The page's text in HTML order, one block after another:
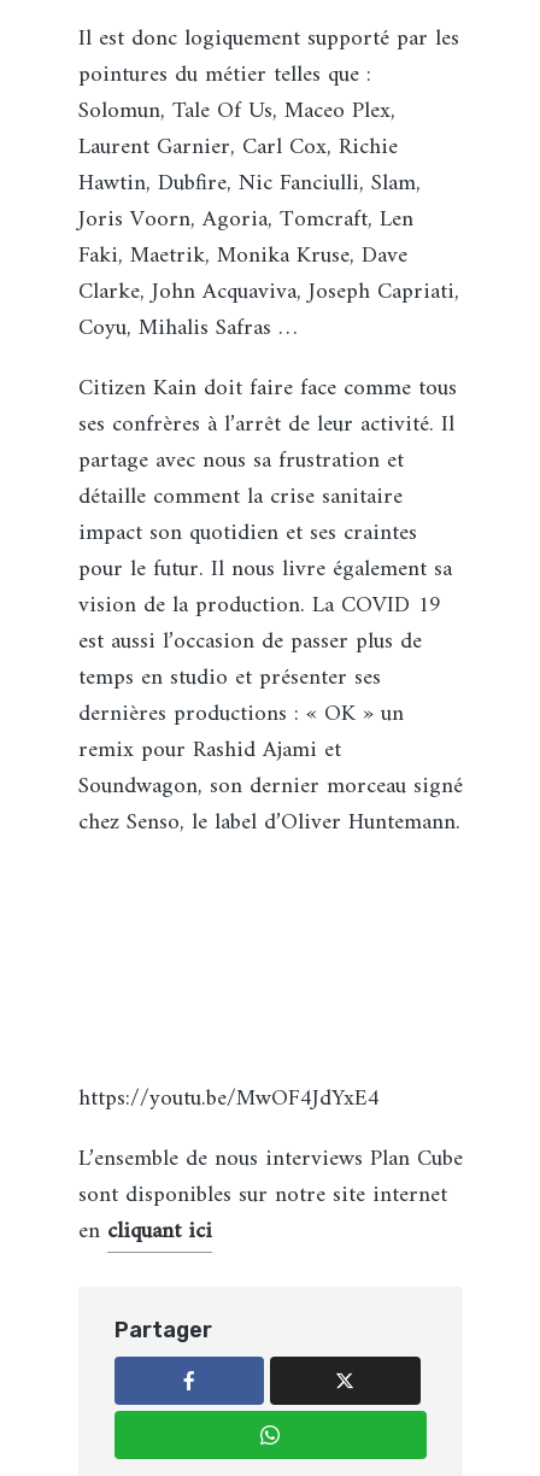
Il est donc logiquement supporté par les
pointures du métier telles que :
Solomun, Tale Of Us, Maceo Plex,
Laurent Garnier, Carl Cox, Richie
Hawtin, Dubfire, Nic Fanciulli, Slam,
Joris Voorn, Agoria, Tomcraft, Len
Faki, Maetrik, Monika Kruse, Dave
Clarke, John Acquaviva, Joseph Capriati,
Coyu, Mihalis Safras …
Citizen Kain doit faire face comme tous
ses confrères à l’arrêt de leur activité. Il
partage avec nous sa frustration et
détaille comment la crise sanitaire
impact son quotidien et ses craintes
pour le futur. Il nous livre également sa
vision de la production. La COVID 19
est aussi l’occasion de passer plus de
temps en studio et présenter ses
dernières productions : « OK » un
remix pour Rashid Ajami et
Soundwagon, son dernier morceau signé
chez Senso, le label d’Oliver Huntemann.
https://youtu.be/MwOF4JdYxE4
L’ensemble de nous interviews Plan Cube
sont disponibles sur notre site internet
en cliquant ici
Partager